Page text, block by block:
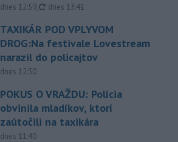
dnes 12:59, aktualizované
dnes 13:41
TAXIKÁR POD VPLYVOM
DROG:Na festivale Lovestream
narazil do policajtov
dnes 12:30
POKUS O VRAŽDU: Polícia
obvinila mladíkov, ktorí
zaútočili na taxikára
dnes 11:40